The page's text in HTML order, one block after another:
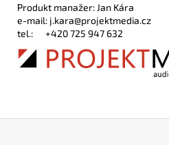
Produkt manažer: Jan Kára
e-mail: j.kara@projektmedia.cz
tel.: +420 725 947 632